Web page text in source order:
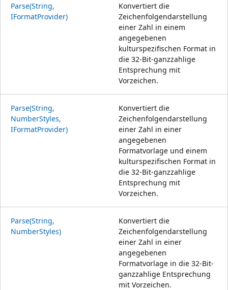
Parse(String,
IFormatProvider)
Konvertiert die
Zeichenfolgendarstellung
einer Zahl in einem
angegebenen
kulturspezifischen Format in
die 32-Bit-ganzzahlige
Entsprechung mit
Vorzeichen.
Parse(String,
NumberStyles,
IFormatProvider)
Konvertiert die
Zeichenfolgendarstellung
einer Zahl in einer
angegebenen
Formatvorlage und einem
kulturspezifischen Format in
die 32-Bit-ganzzahlige
Entsprechung mit
Vorzeichen.
Parse(String,
NumberStyles)
Konvertiert die
Zeichenfolgendarstellung
einer Zahl in einer
angegebenen
Formatvorlage in die 32-Bit-
ganzzahlige Entsprechung
mit Vorzeichen.